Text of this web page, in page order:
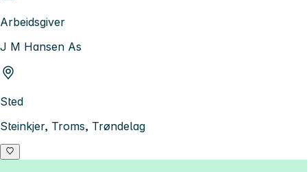
Arbeidsgiver
J M Hansen As
Sted
Steinkjer, Troms, Trøndelag